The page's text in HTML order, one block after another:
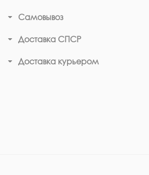
Самовывоз
Доставка СПСР
Доставка курьером